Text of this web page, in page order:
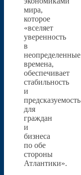
мира,
которое
«вселяет
уверенность
в
неопределенные
времена,
обеспечивает
стабильность
и
предсказуемость
для
граждан
и
бизнеса
по обе
стороны
Атлантики».